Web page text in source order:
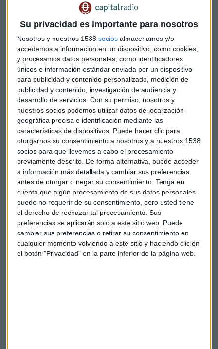
Su privacidad es importante para nosotros
Nosotros y nuestros 1538 socios almacenamos y/o
accedemos a información en un dispositivo, como cookies,
y procesamos datos personales, como identificadores
únicos e información estándar enviada por un dispositivo
para publicidad y contenido personalizado, medición de
publicidad y contenido, investigación de audiencia y
desarrollo de servicios. Con su permiso, nosotros y
nuestros socios podemos utilizar datos de localización
geográfica precisa e identificación mediante las
características de dispositivos. Puede hacer clic para
otorgarnos su consentimiento a nosotros y a nuestros 1538
socios para que llevemos a cabo el procesamiento
previamente descrito. De forma alternativa, puede acceder
a información más detallada y cambiar sus preferencias
antes de otorgar o negar su consentimiento. Tenga en
cuenta que algún procesamiento de sus datos personales
puede no requerir de su consentimiento, pero usted tiene
el derecho de rechazar tal procesamiento. Sus
preferencias se aplicarán solo a este sitio web. Puede
cambiar sus preferencias o retirar su consentimiento en
cualquier momento volviendo a este sitio y haciendo clic en
el botón "Privacidad" en la parte inferior de la página web.
Ufano: "Nunca hemos estado tan poco
expuestos a bolsa"
El gestor de GPM cree que no es el momento de
invertir en compañías energéticas en un contexto en
el que las materias primas también están recortando
Capital Radio /
/ 2022-09-08
"Está siendo el año más difícil al que nos hemos enfrentado
la mayor parte de los gestores", apunta el experto quien dijo
comenzar el ejercicio con un"colchón" de liquidez
ha puesto "a trabajar", sobre todo, durante el comienzo del
verano.
Una estrategia que entre la alta volatilidad derivada de las